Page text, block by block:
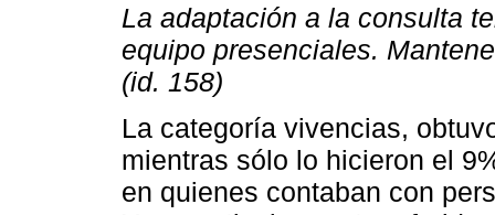
La adaptación a la consulta
equipo presenciales.
(id. 158)
La categoría vivencias,
mientras sólo lo hicieron el
en quienes contaban con